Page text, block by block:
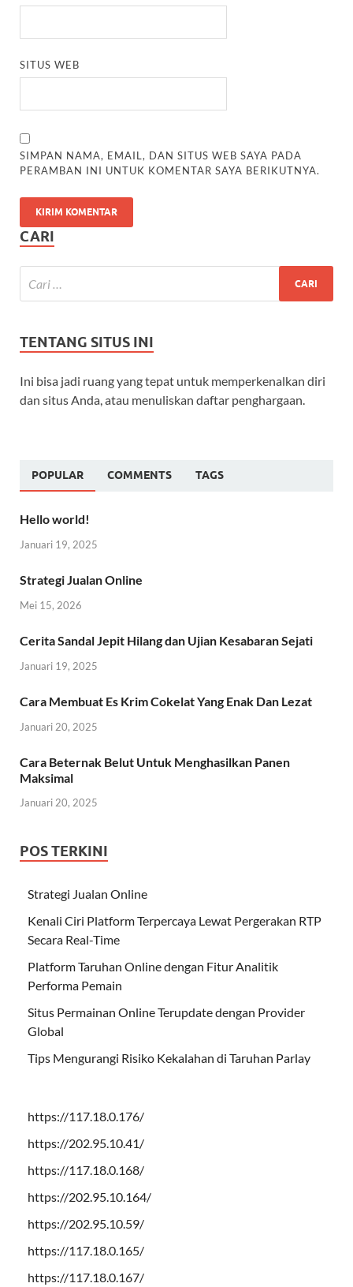
SITUS WEB
SIMPAN NAMA, EMAIL, DAN SITUS WEB SAYA PADA
PERAMBAN INI UNTUK KOMENTAR SAYA BERIKUTNYA.
CARI
TENTANG SITUS INI
Ini bisa jadi ruang yang tepat untuk memperkenalkan diri
dan situs Anda, atau menuliskan daftar penghargaan.
POPULAR COMMENTS TAGS
Hello world!
Januari 19, 2025
Strategi Jualan Online
Mei 15, 2026
Cerita Sandal Jepit Hilang dan Ujian Kesabaran Sejati
Januari 19, 2025
Cara Membuat Es Krim Cokelat Yang Enak Dan Lezat
Januari 20, 2025
Cara Beternak Belut Untuk Menghasilkan Panen
Maksimal
Januari 20, 2025
POS TERKINI
Strategi Jualan Online
Kenali Ciri Platform Terpercaya Lewat Pergerakan RTP
Secara Real-Time
Platform Taruhan Online dengan Fitur Analitik
Performa Pemain
Situs Permainan Online Terupdate dengan Provider
Global
Tips Mengurangi Risiko Kekalahan di Taruhan Parlay
https://117.18.0.176/
https://202.95.10.41/
https://117.18.0.168/
https://202.95.10.164/
https://202.95.10.59/
https://117.18.0.165/
https://117.18.0.167/